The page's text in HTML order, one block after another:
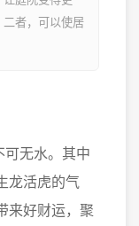
者，可以使居
无水。其中
龙活虎的气
来好财运，聚